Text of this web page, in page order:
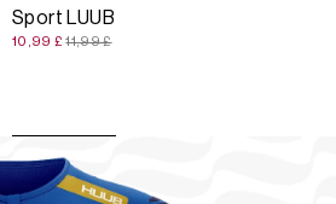
Sport LUUB
10,99 £ 11,99 £